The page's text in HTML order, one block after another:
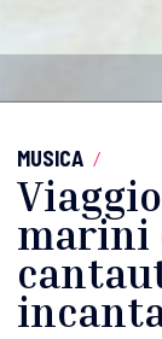
MUSICA /
marini